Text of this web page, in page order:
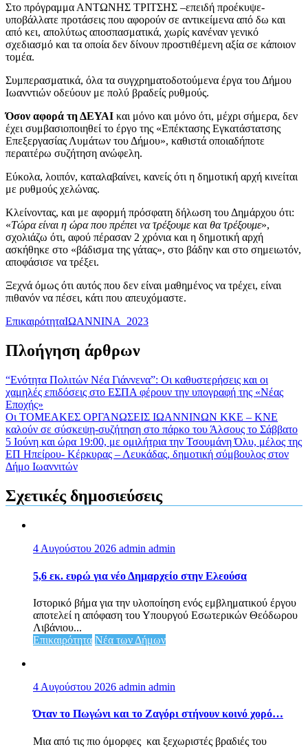
Στο πρόγραμμα ΑΝΤΩΝΗΣ ΤΡΙΤΣΗΣ –επειδή προέκυψε-
υποβάλλατε προτάσεις που αφορούν σε αντικείμενα από δω και
από κει, απολύτως αποσπασματικά, χωρίς κανέναν γενικό
σχεδιασμό και τα οποία δεν δίνουν προστιθέμενη αξία σε κάποιον
τομέα.
Συμπερασματικά, όλα τα συγχρηματοδοτούμενα έργα του Δήμου
Ιωανντιών οδεύουν με πολύ βραδείς ρυθμούς.
Όσον αφορά τη ΔΕΥΑΙ και μόνο και μόνο ότι, μέχρι σήμερα, δεν
έχει συμβασιοποιηθεί το έργο της «Επέκτασης Εγκατάστατσης
Επεξεργασίας Λυμάτων του Δήμου», καθιστά οποιαδήποτε
περαιτέρω συζήτηση ανώφελη.
Εύκολα, λοιπόν, καταλαβαίνει, κανείς ότι η δημοτική αρχή κινείται
με ρυθμούς χελώνας.
Κλείνοντας, και με αφορμή πρόσφατη δήλωση του Δημάρχου ότι:
«Τώρα είναι η ώρα που πρέπει να τρέξουμε και θα τρέξουμε»,
σχολιάζω ότι, αφού πέρασαν 2 χρόνια και η δημοτική αρχή
ασκήθηκε στο «βάδισμα της γάτας», στο βάδην και στο σημειωτόν,
αποφάσισε να τρέξει.
Ξεχνά όμως ότι αυτός που δεν είναι μαθημένος να τρέχει, είναι
πιθανόν να πέσει, κάτι που απευχόμαστε.
ΕπικαιρότηταΙΩΑΝΝΙΝΑ_2023
Πλοήγηση άρθρων
“Ενότητα Πολιτών Νέα Γιάννενα”: Οι καθυστερήσεις και οι
χαμηλές επιδόσεις στο ΕΣΠΑ φέρουν την υπογραφή της «Νέας
Εποχής»
Οι ΤΟΜΕΑΚΕΣ ΟΡΓΑΝΩΣΕΙΣ ΙΩΑΝΝΙΝΩΝ ΚΚΕ – ΚΝΕ
καλούν σε σύσκεψη-συζήτηση στο πάρκο του Άλσους το Σάββατο
5 Ιούνη και ώρα 19:00, με ομιλήτρια την Τσουμάνη Όλυ, μέλος της
ΕΠ Ηπείρου- Κέρκυρας – Λευκάδας, δημοτική σύμβουλος στον
Δήμο Ιωαννιτών
Σχετικές δημοσιεύσεις
4 Αυγούστου 2026 admin admin
5,6 εκ. ευρώ για νέο Δημαρχείο στην Ελεούσα
Ιστορικό βήμα για την υλοποίηση ενός εμβληματικού έργου
αποτελεί η απόφαση του Υπουργού Εσωτερικών Θεόδωρου
Λιβάνιου...
Επικαιρότητα Νέα των Δήμων
4 Αυγούστου 2026 admin admin
Όταν το Πωγώνι και το Ζαγόρι στήνουν κοινό χορό…
Μια από τις πιο όμορφες και ξεχωριστές βραδιές του